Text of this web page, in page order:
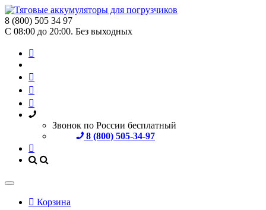
8 (800) 505 34 97
С 08:00 до 20:00. Без выходных
Звонок по России бесплатный
8 (800) 505-34-97
Корзина